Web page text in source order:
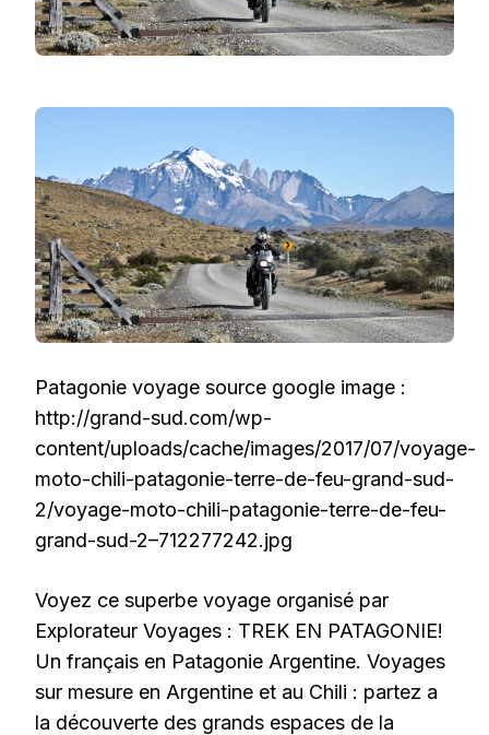
Patagonie voyage source google image :
http://grand-sud.com/wp-
content/uploads/cache/images/2017/07/voyage-
moto-chili-patagonie-terre-de-feu-grand-sud-
2/voyage-moto-chili-patagonie-terre-de-feu-
grand-sud-2–712277242.jpg
Voyez ce superbe voyage organisé par
Explorateur Voyages : TREK EN PATAGONIE!
Un français en Patagonie Argentine. Voyages
sur mesure en Argentine et au Chili : partez a
la découverte des grands espaces de la